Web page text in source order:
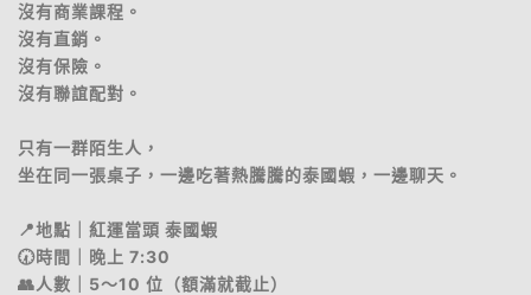
沒有商業課程。
沒有直銷。
沒有保險。
沒有聯誼配對。
只有一群陌生人，
坐在同一張桌子，一邊吃著熱騰騰的泰國蝦，一邊聊天。
📍地點｜紅運當頭 泰國蝦
🕢時間｜晚上 7:30
👥人數｜5～10 位（額滿就截止）